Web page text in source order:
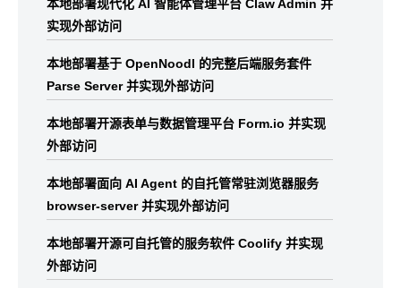
本地部署现代化 AI 智能体管理平台 Claw Admin 并
实现外部访问
本地部署基于 OpenNoodl 的完整后端服务套件
Parse Server 并实现外部访问
本地部署开源表单与数据管理平台 Form.io 并实现
外部访问
本地部署面向 AI Agent 的自托管常驻浏览器服务
browser-server 并实现外部访问
本地部署开源可自托管的服务软件 Coolify 并实现
外部访问